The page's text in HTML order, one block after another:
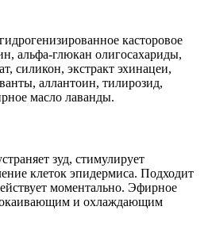
касторовое
альфа-глюкан олигосахариды,
силикон, экстракт эхинацеи,
аллантоин, тилирозид,
масло лаванды.
зуд, стимулирует
клеток эпидермиса. Подходит
моментально. Эфирное
и охлаждающим